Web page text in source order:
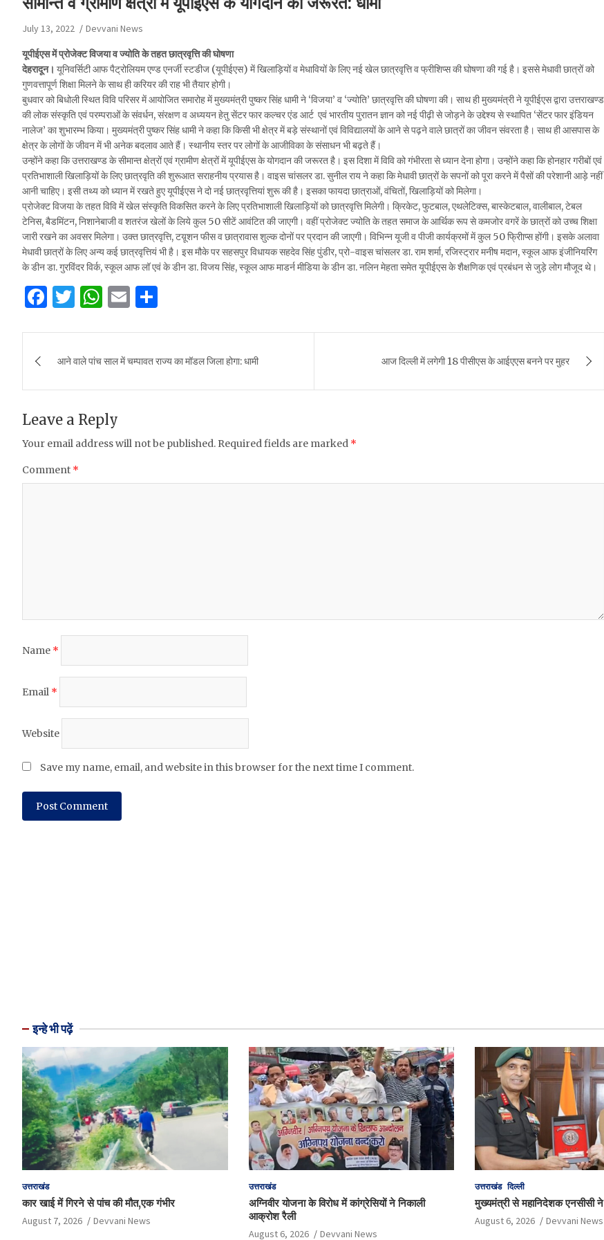
July 13, 2022 Devvani News
यूपीईएस में प्रोजेक्ट विजया व ज्योति के तहत छात्रवृत्ति की घोषणा
देहरादून। यूनिवर्सिटी आफ पैट्रोलियम एण्ड एनर्जी स्टडीज (यूपीईएस) में खिलाड़ियों व मेधावियों के लिए नई खेल छात्रवृत्ति व फ्रीशिप्स की घोषणा की गई है। इससे मेधावी छात्रों को
गुणवत्तापूर्ण शिक्षा मिलने के साथ ही करियर की राह भी तैयार होगी।
बुधवार को बिधोली स्थित विवि परिसर में आयोजित समारोह में मुख्यमंत्री पुष्कर सिंह धामी ने ‘विजया’ व ‘ज्योति’ छात्रवृत्ति की घोषणा की। साथ ही मुख्यमंत्री ने यूपीईएस द्वारा उत्तराखण्ड
की लोक संस्कृति एवं परम्पराओं के संवर्धन, संरक्षण व अध्ययन हेतु सेंटर फार कल्चर एंड आर्ट एवं भारतीय पुरातन ज्ञान को नई पीढ़ी से जोड़ने के उद्देश्य से स्थापित ‘सेंटर फार इंडियन
नालेज’ का शुभारम्भ किया। मुख्यमंत्री पुष्कर सिंह धामी ने कहा कि किसी भी क्षेत्र में बड़े संस्थानों एवं विविद्यालयों के आने से पढ़ने वाले छात्रों का जीवन संवरता है। साथ ही आसपास के
क्षेत्र के लोगों के जीवन में भी अनेक बदलाव आते हैं। स्थानीय स्तर पर लोगों के आजीविका के संसाधन भी बढ़ते हैं।
उन्होंने कहा कि उत्तराखण्ड के सीमान्त क्षेत्रों एवं ग्रामीण क्षेत्रों में यूपीईएस के योगदान की जरूरत है। इस दिशा में विवि को गंभीरता से ध्यान देना होगा। उन्होंने कहा कि होनहार गरीबों एवं
प्रतिभाशाली खिलाड़ियों के लिए छात्रवृति की शुरूआत सराहनीय प्रयास है। वाइस चांसलर डा. सुनील राय ने कहा कि मेधावी छात्रों के सपनों को पूरा करने में पैसों की परेशानी आड़े नहीं
आनी चाहिए। इसी तथ्य को ध्यान में रखते हुए यूपीईएस ने दो नई छात्रवृत्तियां शुरू की है। इसका फायदा छात्राओं, वंचितों, खिलाड़ियों को मिलेगा।
प्रोजेक्ट विजया के तहत विवि में खेल संस्कृति विकसित करने के लिए प्रतिभाशाली खिलाड़ियों को छात्रवृत्ति मिलेगी। क्रिकेट, फुटबाल, एथलेटिक्स, बास्केटबाल, वालीबाल, टेबल
टेनिस, बैडमिंटन, निशानेबाजी व शतरंज खेलों के लिये कुल 50 सीटें आवंटित की जाएगी। वहीं प्रोजेक्ट ज्योति के तहत समाज के आर्थिक रूप से कमजोर वगरें के छात्रों को उच्च शिक्षा
जारी रखने का अवसर मिलेगा। उक्त छात्रवृत्ति, टय़ूशन फीस व छात्रावास शुल्क दोनों पर प्रदान की जाएगी। विभिन्न यूजी व पीजी कार्यक्रमों में कुल 50 फ्रीािप्स होंगी। इसके अलावा
मेधावी छात्रों के लिए अन्य कई छात्रवृत्तियं भी है। इस मौके पर सहसपुर विधायक सहदेव सिंह पुंडीर, प्रो-वाइस चांसलर डा. राम शर्मा, रजिस्ट्रार मनीष मदान, स्कूल आफ इंजीनियरिंग
के डीन डा. गुरविंदर विर्क, स्कूल आफ लॉ एवं के डीन डा. विजय सिंह, स्कूल आफ माडर्न मीडिया के डीन डा. नलिन मेहता समेत यूपीईएस के शैक्षणिक एवं प्रबंधन से जुड़े लोग मौजूद थे।
F
c
e
b
o
k
T
it
te
r
W
at
s
A
p
p
E
ai
l
ar
e
navigation
आने वाले पांच साल में चम्पावत राज्य का मॉडल जिला होगा: धामी आज दिल्ली में लगेगी 18 पीसीएस के आईएएस बनने पर मुहर
Leave a Reply
Your email address will not be published. Required fields are marked *
Comment *
Name *
Email *
Website
Save my name, email, and website in this browser for the next time I comment.
इन्हे भी पढ़ें
उत्तराखंड
कार खाई में गिरने से पांच की मौत,एक गंभीर
August 7, 2026 Devvani News
उत्तराखंड
अग्निवीर योजना के विरोध में कांग्रेसियों ने निकाली
आक्रोश रैली
August 6, 2026 Devvani News
उत्तराखंड दिल्ली
मुख्यमंत्री से महानिदेशक एनसीसी ने
August 6, 2026 Devvani News